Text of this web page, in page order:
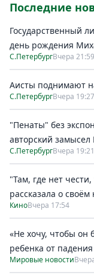
Последние
Государственный
день рождения
С.ПетербургВчера 21:59
Аисты поднимают
С.ПетербургВчера 19:27
"Пенаты" без
авторский замысел
С.ПетербургВчера 19:21
"Там, где нет
рассказала о
КиноВчера 17:54
«Не хочу, чтобы он
ребенка от
Мировые новости